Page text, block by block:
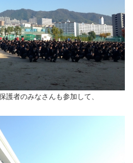
護者のみなさんも参加して、